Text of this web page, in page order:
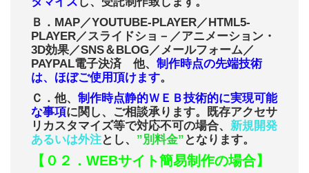
Ｂ．MAP／YOUTUBE-PLAYER／HTML5-
PLAYER／スライドショ－／アニメーション・
3D効果／SNS＆BLOG／メールフォーム／
PAYPAL電子決済 他、 制作時点の先端技術
は、ほぼご使用頂けます。
Ｃ．他、 制作時点静的ＷＥＢ技術的に実現可能
な事項に関し、ご相談承ります。既存アクセサ
リカスタマイズ等で対応不可の場合、 新規開発
あるいは外注とし、 ”別料金” となります。
【０２．WEBサイト簡易制作の場合】